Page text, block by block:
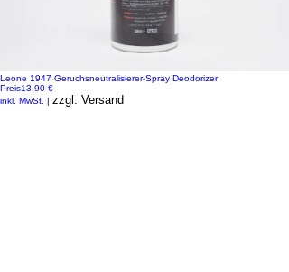
Leone 1947 Geruchsneutralisierer-Spray Deodorizer
Preis13,90 €
inkl. MwSt. | zzgl. Versand